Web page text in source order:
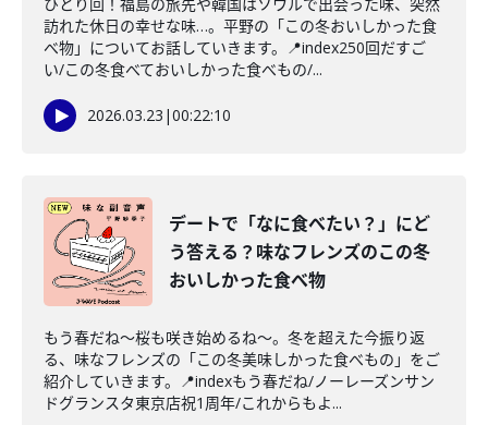
訪れた休日の幸せな味…。平野の「この冬おいしかった食
べ物」についてお話していきます。📍index250回だすご
い/この冬食べておいしかった食べもの/...
2026.03.23 |00:22:10
デートで「なに食べたい？」にど
う答える？味なフレンズのこの冬
おいしかった食べ物
もう春だね〜桜も咲き始めるね〜。冬を超えた今振り返
る、味なフレンズの「この冬美味しかった食べもの」をご
紹介していきます。📍indexもう春だね/ノーレーズンサン
ドグランスタ東京店祝1周年/これからもよ...